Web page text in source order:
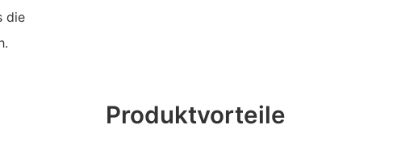
die
Produktvorteile